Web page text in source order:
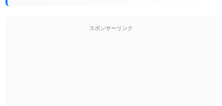
スポンサーリンク